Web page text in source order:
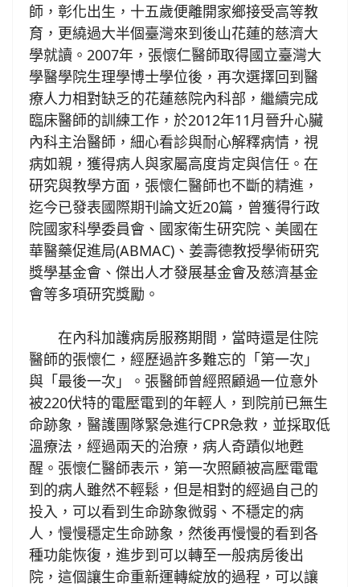
師，彰化出生，十五歲便離開家鄉接受高等教
育，更繞過大半個臺灣來到後山花蓮的慈濟大
學就讀。2007年，張懷仁醫師取得國立臺灣大
學醫學院生理學博士學位後，再次選擇回到醫
療人力相對缺乏的花蓮慈院內科部，繼續完成
臨床醫師的訓練工作，於2012年11月晉升心臟
內科主治醫師，細心看診與耐心解釋病情，視
病如親，獲得病人與家屬高度肯定與信任。在
研究與教學方面，張懷仁醫師也不斷的精進，
迄今已發表國際期刊論文近20篇，曾獲得行政
院國家科學委員會、國家衛生研究院、美國在
華醫藥促進局(ABMAC)、姜壽德教授學術研究
獎學基金會、傑出人才發展基金會及慈濟基金
會等多項研究獎勵。
在內科加護病房服務期間，當時還是住院
醫師的張懷仁，經歷過許多難忘的「第一次」
與「最後一次」。張醫師曾經照顧過一位意外
被220伏特的電壓電到的年輕人，到院前已無生
命跡象，醫護團隊緊急進行CPR急救，並採取低
溫療法，經過兩天的治療，病人奇蹟似地甦
醒。張懷仁醫師表示，第一次照顧被高壓電電
到的病人雖然不輕鬆，但是相對的經過自己的
投入，可以看到生命跡象微弱、不穩定的病
人，慢慢穩定生命跡象，然後再慢慢的看到各
種功能恢復，進步到可以轉至一般病房後出
院，這個讓生命重新運轉綻放的過程，可以讓